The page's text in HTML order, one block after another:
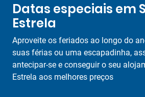
Datas especiais em
Estrela
Aproveite os feriados ao longo do
suas férias ou uma escapadinha,
antecipar-se e conseguir o seu
Estrela aos melhores preços